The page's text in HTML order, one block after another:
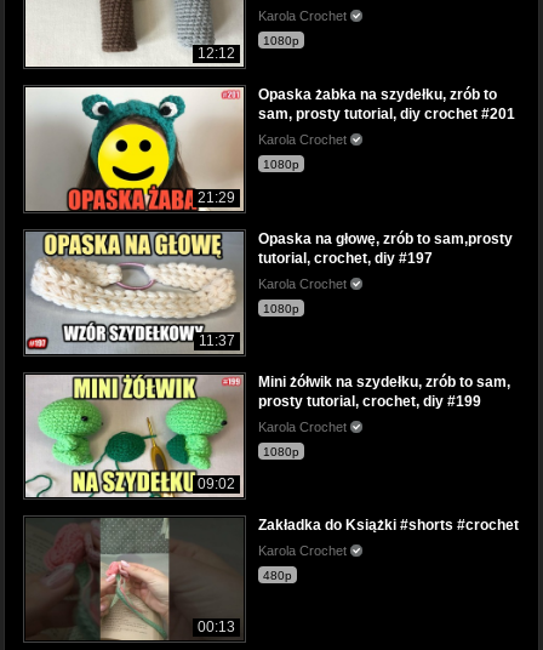
12:12
Karola Crochet
1080p
21:29
Opaska żabka na szydełku, zrób to
sam, prosty tutorial, diy crochet #201
Karola Crochet
1080p
11:37
Opaska na głowę, zrób to sam,prosty
tutorial, crochet, diy #197
Karola Crochet
1080p
09:02
Mini żółwik na szydełku, zrób to sam,
prosty tutorial, crochet, diy #199
Karola Crochet
1080p
00:13
Zakładka do Książki #shorts #crochet
Karola Crochet
480p